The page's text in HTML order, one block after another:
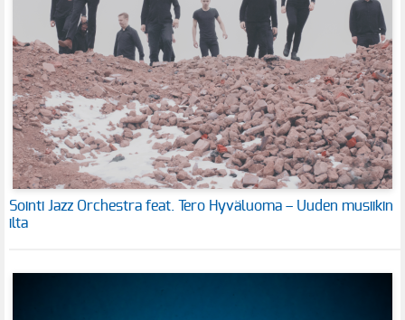
Sointi Jazz Orchestra feat. Tero Hyväluoma – Uuden musiikin
ilta